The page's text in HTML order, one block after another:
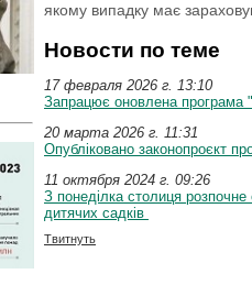
якому випадку має
Новости по теме
17 февраля 2026 г. 13:10
Запрацює оновлена програма
20 марта 2026 г. 11:31
Опубліковано законопроєкт
11 октября 2024 г. 09:26
З понеділка столиця
дитячих садків
Твитнуть